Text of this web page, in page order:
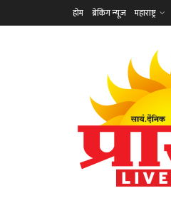
होम ब्रेकिंग न्यूज महाराष्ट्र